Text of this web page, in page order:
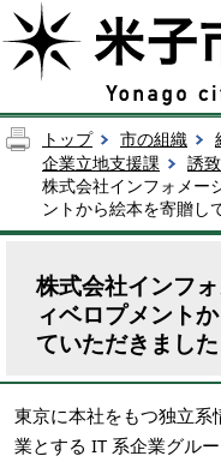
トップ 市の組織
企業立地支援課
誘
株式会社インフォメー
ントから絵本を寄贈し
株式会社インフ
ィベロプメント
ていただきました
東京に本社をもつ独立系
業とする IT 系企業グル